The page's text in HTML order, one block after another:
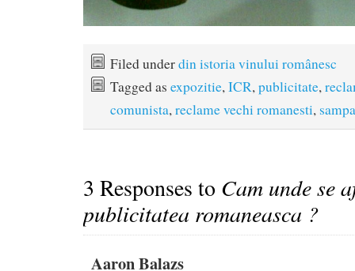
Filed underdin istoria vinului românesc
Tagged as expozitie,ICR,publicitate,
comunista,reclame vechi romanesti,
3 Responses to Cam unde se
publicitatea romaneasca ?
Aaron Balazs